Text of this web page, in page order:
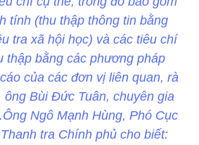
tính (thu thập thông tin bằng
tra xã hội học) và các tiêu chí
thập bằng các phương pháp
của các đơn vị liên quan, rà
Bùi Đức Tuân, chuyên gia
Ngô Mạnh Hùng, Phó Cục
tra Chính phủ cho biết: